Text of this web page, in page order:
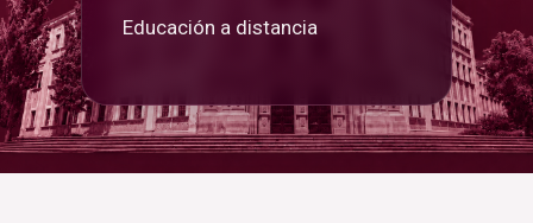
Educación a distancia